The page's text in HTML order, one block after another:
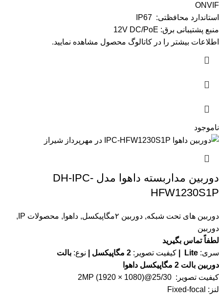
ONVIF
استاندارد محافظتی: IP67
منبع پشتیبانی برق: 12V DC/PoE
اطلاعات بیشتر را در کاتالوگ محصول مشاهده نمایید.
ناموجود
دوربین مداربسته داهوا مدل DH-IPC-
HFW1230S1P
دوربین های تحت شبکه, دوربین ۲مگاپیکسل , داهوا , محصولات IP
,
دوربین
لطفاً تماس بگیرید
سری: Lite | کیفیت تصویر: نوع: بالت
دوربین بالت 2 مگاپیکسل داهوا
کیفیت تصویر: 2MP (1920 × 1080)@25/30
لنز: Fixed-focal